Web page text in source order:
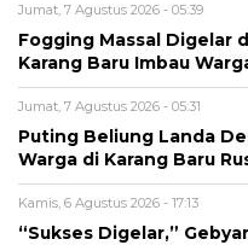
Jumat, 7 Agustus 2026 - 05:39
Fogging Massal Digelar
Karang Baru Imbau
Jumat, 7 Agustus 2026 - 05:31
Puting Beliung Landa
Warga di Karang Baru
Kamis, 6 Agustus 2026 - 17:13
“Sukses Digelar,”